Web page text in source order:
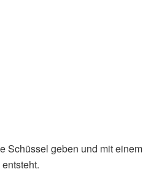
Schüssel geben und mit einem